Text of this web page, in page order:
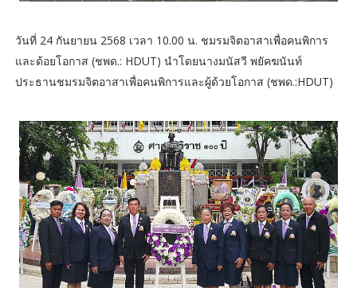
วันที่ 24 กันยายน 2568 เวลา 10.00 น. ชมรมจิตอาสาเพื่อคนพิการ
และด้อยโอกาส (ชพด.: HDUT) นำโดยนางมนัสวี พยัคฆนันท์
ประธานชมรมจิตอาสาเพื่อคนพิการและผู้ด้วยโอกาส (ชพด.:HDUT)